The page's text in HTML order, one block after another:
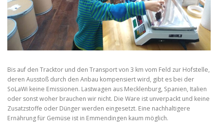
Bis auf den Tracktor und den Transport von 3 km vom Feld zur Hofstelle,
deren Ausstoß durch den Anbau kompensiert wird, gibt es bei der
SoLaWi keine Emissionen. Lastwagen aus Mecklenburg, Spanien, Italien
oder sonst woher brauchen wir nicht. Die Ware ist unverpackt und keine
Zusatzstoffe oder Dünger werden eingesetzt. Eine nachhaltigere
Ernährung für Gemüse ist in Emmendingen kaum möglich.